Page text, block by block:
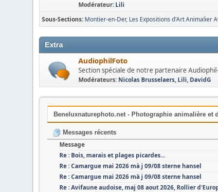
Modérateur: Lili
Sous-Sections Montier-en-Der Les Expositions d'Art Animalier
Extra
AudiophilFoto
Section spéciale de notre partenaire
Modérateurs: Nicolas Brusselaers, Lili, DavidG
Beneluxnaturephoto.net - Photographie animalière et
Messages récents
Message
Re : Bois, marais et plages picardes...
Re : Camargue mai 2026 mà j 09/08 sterne hansel
Re : Camargue mai 2026 mà j 09/08 sterne hansel
Re : Avifaune audoise, maj 08 aout 2026, Rollier